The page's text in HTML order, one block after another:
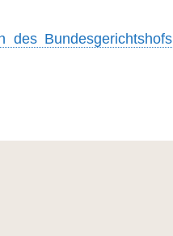
des Bundesgerichtshofs